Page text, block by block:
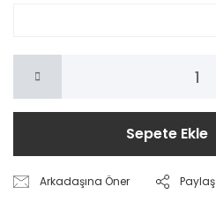
Sepete Ekle
Arkadaşına Öner Paylaş